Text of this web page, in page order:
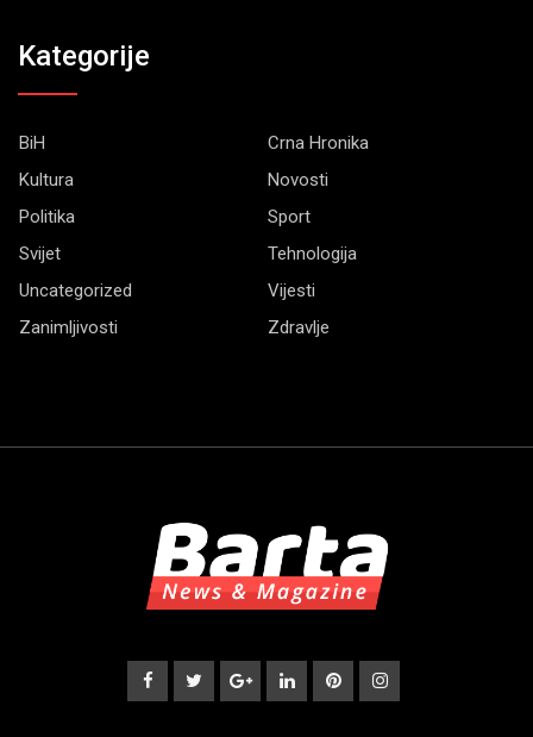
Kategorije
BiH
Crna Hronika
Kultura
Novosti
Politika
Sport
Svijet
Tehnologija
Uncategorized
Vijesti
Zanimljivosti
Zdravlje